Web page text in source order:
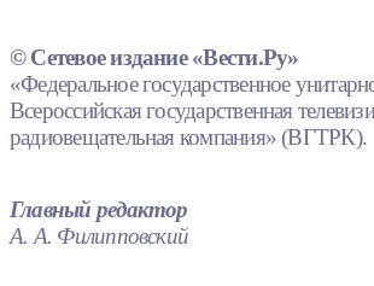
© Сетевое издание «Вести.Ру»
«Федеральное государственное
Всероссийская государственная
радиовещательная компания» (ВГТРК).
Главный редактор
А. А. Филипповский